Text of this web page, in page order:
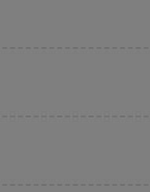
días cercanos